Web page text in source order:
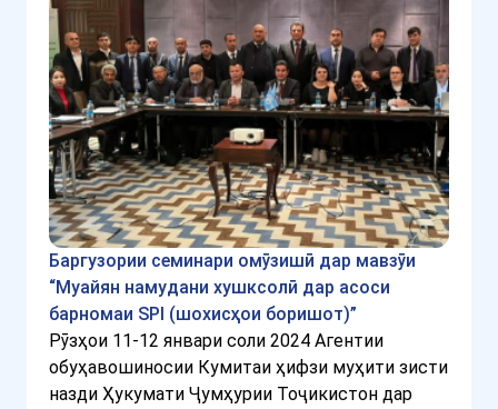
Баргузории семинари омӯзишӣ дар мавзӯи
“Муайян намудани хушксолӣ дар асоси
барномаи SPI (шохисҳои боришот)”
Рӯзҳои 11-12 январи соли 2024 Агентии
обуҳавошиносии Кумитаи ҳифзи муҳити зисти
назди Ҳукумати Ҷумҳурии Тоҷикистон дар